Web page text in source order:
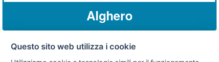
Alghero
Privacy
Avviso
Questo sito web utilizza i cookie